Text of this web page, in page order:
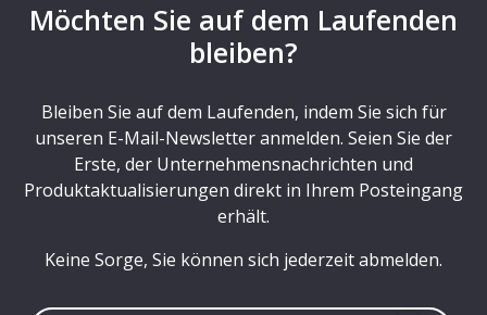
Möchten Sie auf dem Laufenden
bleiben?
Bleiben Sie auf dem Laufenden, indem Sie sich für
unseren E-Mail-Newsletter anmelden. Seien Sie der
Erste, der Unternehmensnachrichten und
Produktaktualisierungen direkt in Ihrem Posteingang
erhält.
Keine Sorge, Sie können sich jederzeit abmelden.